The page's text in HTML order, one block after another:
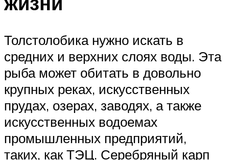
Толстолобика нужно искать в
средних и верхних слоях воды. Эта
рыба может обитать в довольно
крупных реках, искусственных
прудах, озерах, заводях, а также
искусственных водоемах
промышленных предприятий,
таких, как ТЭЦ. Серебряный карп